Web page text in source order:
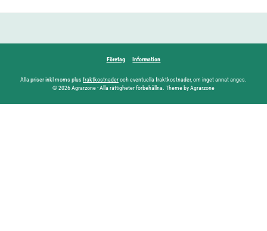
Företag Information
Alla priser inkl moms plus fraktkostnaderoch eventuella fraktkostnader, om inget annat anges.
© 2026 Agrarzone - Alla rättigheter förbehållna. Theme by Agrarzone